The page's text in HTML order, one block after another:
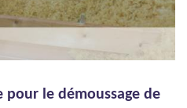
pour le démoussage de